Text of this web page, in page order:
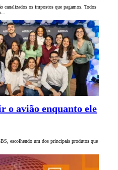
canalizados os impostos que pagamos. Todos
o avião enquanto ele
escolhendo um dos principais produtos que